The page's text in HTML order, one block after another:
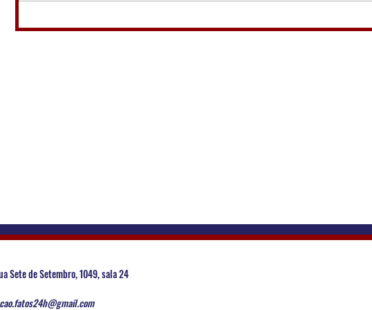
Sete de Setembro, 1049, sala 24